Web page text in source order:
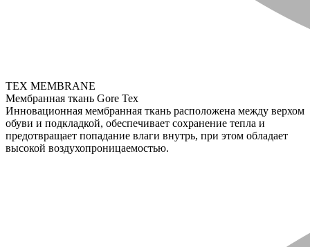
TEX MEMBRANE
Мембранная ткань Gore Tex
Инновационная мембранная ткань расположена между верхом
обуви и подкладкой, обеспечивает сохранение тепла и
предотвращает попадание влаги внутрь, при этом обладает
высокой воздухопроницаемостью.